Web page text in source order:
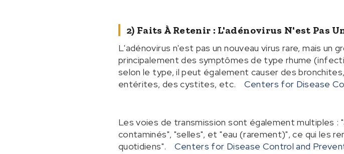
2) Faits À Retenir : L'adénovirus N'est Pas
L'adénovirus n'est pas un nouveau virus rare, mais un
principalement des symptômes de type rhume
selon le type, il peut également causer des
entérites, des cystites, etc.
Centers for Disease
Les voies de transmission sont également multiples
contaminés", "selles", et "eau (rarement)", ce qui les
quotidiens".
Centers for Disease Control and